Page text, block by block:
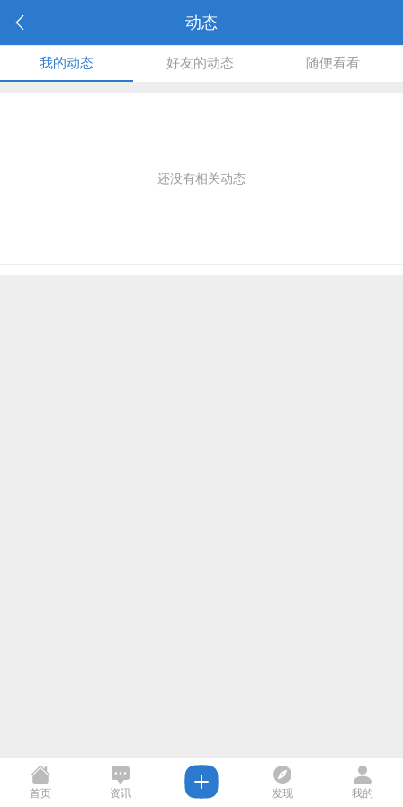
动态
我的动态 好友的动态 随便看看
还没有相关动态
首页 资讯 发现 我的